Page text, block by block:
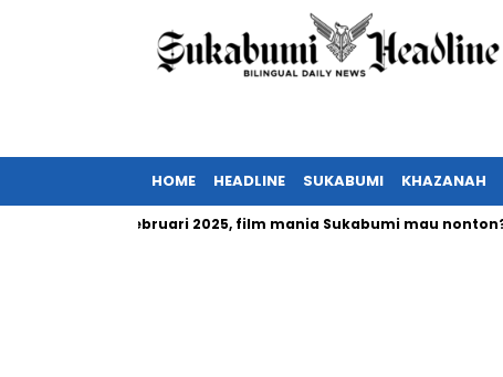
HOME HEADLINE SUKABUMI KHAZANAH
tayang Februari 2025, film mania Sukabumi mau nonton?